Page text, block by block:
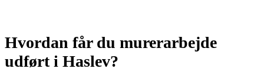
Hvordan får du murerarbejde
udført i Haslev?